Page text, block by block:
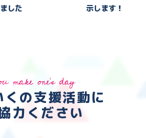
した
示します！
make one's day
くの支援活動に
力ください